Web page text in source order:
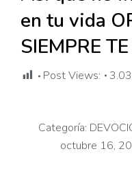
en tu vida
SIEMPRE
Post Views:
Categoría:
octubre 16,